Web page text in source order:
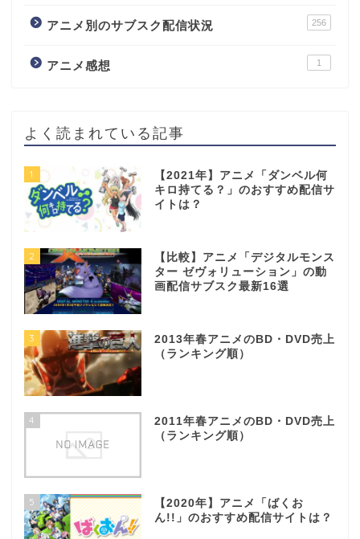
アニメ別のサブスク配信状況 256
アニメ感想 1
よく読まれている記事
1
【2021年】アニメ「ダンベル何
キロ持てる？」のおすすめ配信サ
イトは？
2
【比較】アニメ「デジタルモンス
ター ゼヴォリューション」の動
画配信サブスク最新16選
3
2013年春アニメのBD・DVD売上
（ランキング順）
4
2011年春アニメのBD・DVD売上
（ランキング順）
5
【2020年】アニメ「ばくお
ん!!」のおすすめ配信サイトは？